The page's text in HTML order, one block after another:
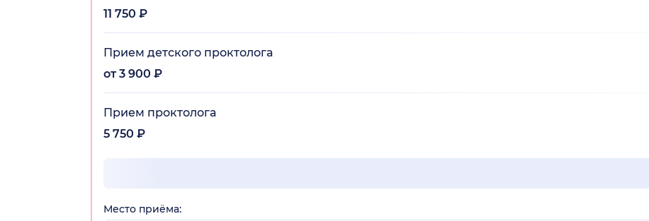
11 750 ₽
Прием детского проктолога
от 3 900 ₽
Прием проктолога
5 750 ₽
Место приёма: